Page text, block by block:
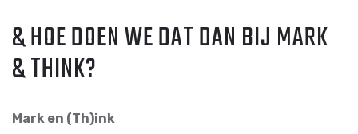
& HOE DOEN WE DAT DAN BIJ MARK
& THINK?
Mark en (Th)ink